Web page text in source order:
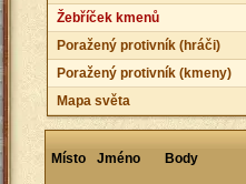
Žebříček kmenů
Poražený protivník (hráči)
Poražený protivník (kmeny)
Mapa světa
Místo Jméno Body